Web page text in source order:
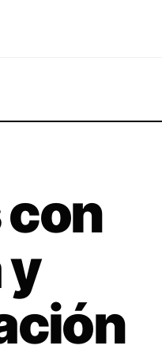
y